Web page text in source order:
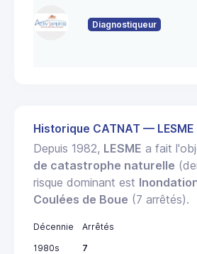
Diagnostiqueur
Historique CATNAT — LESME
Depuis 1982, LESME a fait
de catastrophe naturelle
risque dominant est
Coulées de Boue (7 arrêtés).
Décennie
Arrêtés
1980s
7